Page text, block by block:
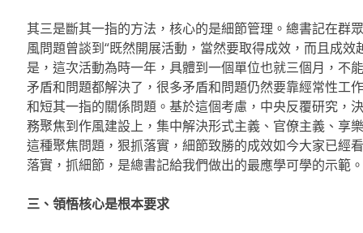
其三是斷其一指的方法，核心的是細節管理。總書記在群
風問題曾談到“既然開展活動，當然要取得成效，而且成
是，這次活動為時一年，具體到一個單位也就三個月，不
矛盾和問題都解決了，很多矛盾和問題仍然要靠經常性工
和短其一指的關係問題。基於這個考慮，中央反覆研究，
務聚焦到作風建設上，集中解決形式主義、官僚主義、享
這種聚焦問題，狠抓落實，細節致勝的成效如今大家已經
落實，抓細節，是總書記給我們做出的最應學可學的示範。
三、領悟核心是根本要求